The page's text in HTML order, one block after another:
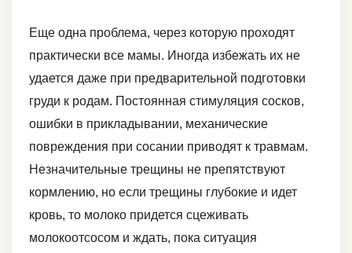
Еще одна проблема, через которую проходят
практически все мамы. Иногда избежать их не
удается даже при предварительной подготовки
груди к родам. Постоянная стимуляция сосков,
ошибки в прикладывании, механические
повреждения при сосании приводят к травмам.
Незначительные трещины не препятствуют
кормлению, но если трещины глубокие и идет
кровь, то молоко придется сцеживать
молокоотсосом и ждать, пока ситуация